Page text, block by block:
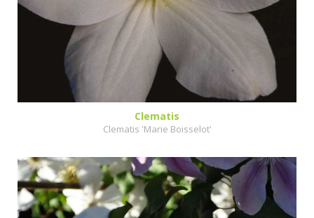
Clematis
Clematis 'Marie Boisselot'